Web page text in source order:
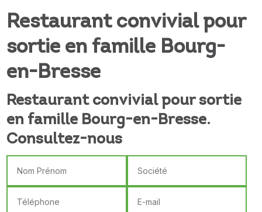
Restaurant convivial pour
sortie en famille Bourg-
en-Bresse
Restaurant convivial pour sortie
en famille Bourg-en-Bresse.
Consultez-nous